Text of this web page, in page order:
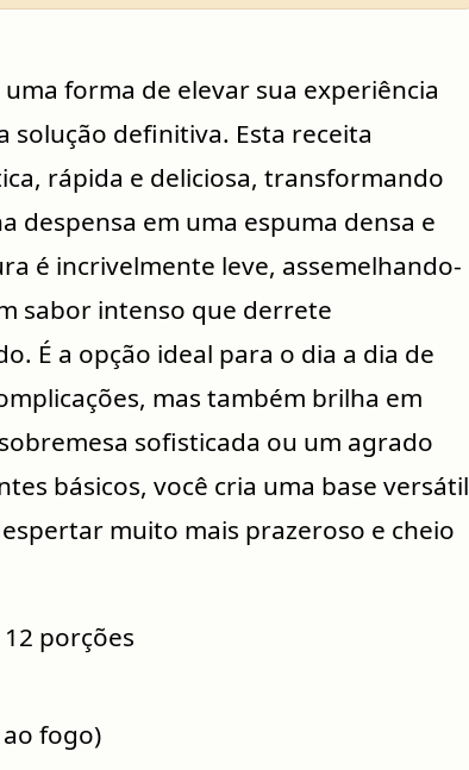
forma de elevar sua experiência
solução definitiva. Esta receita
rápida e deliciosa, transformando
despensa em uma espuma densa e
é incrivelmente leve, assemelhando-
sabor intenso que derrete
É a opção ideal para o dia a dia de
mas também brilha em
sofisticada ou um agrado
básicos, você cria uma base versátil
muito mais prazeroso e cheio
porções
fogo)